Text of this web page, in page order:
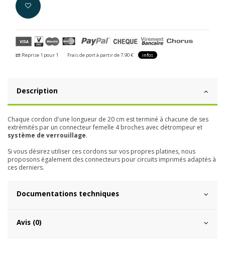
Reprise 1 pour 1 Frais de port à partir de 7.90 € infos
Description
Chaque cordon d'une longueur de 20 cm est terminé à chacune de ses
extrémités par un connecteur femelle 4 broches avec détrompeur et
système de verrouillage.
Si vous désirez utiliser ces cordons sur vos propres platines, nous
proposons également des connecteurs pour circuits imprimés adaptés à
ces derniers.
Documentations techniques
Avis (0)